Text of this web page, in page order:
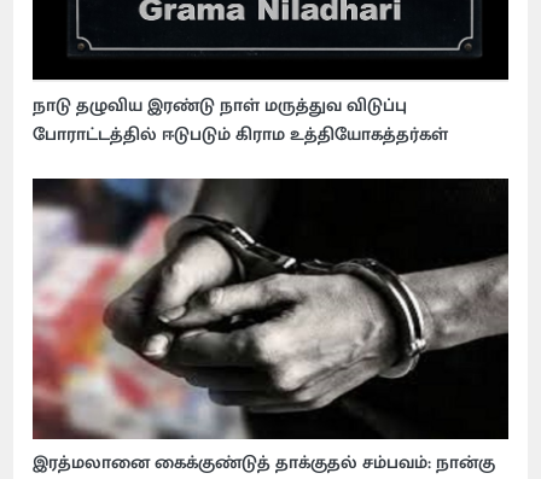
நாடு தழுவிய இரண்டு நாள் மருத்துவ விடுப்பு
போராட்டத்தில் ஈடுபடும் கிராம உத்தியோகத்தர்கள்
இரத்மலானை கைக்குண்டுத் தாக்குதல் சம்பவம்: நான்கு